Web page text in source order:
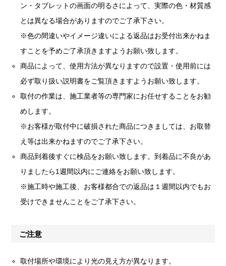
ン・タブレットの画面の明るさによって、実際の色・材質感
とは異なる場合がありますのでご了承下さい。
※色の間違いやイメージ違いによる返品はお受付出来かねま
すことを予めご了承頂きますようお願い致します。
商品によって、使用方法が異なりますので設置・使用前には
必ず取り扱い説明書をご覧頂きますようお願い致します。
取付の作業は、施工業者等の専門家にお任せすることをお勧
めします。
※お客様が取付中に破損された商品につきましては、お取替
え等は出来かねますのでご了承下さい。
商品到着後すぐに検品をお願い致します。到着品に不良があ
りましたら1週間以内にご連絡をお願い致します。
※施工時や施工後、お客様都合での返品は１週間以内でもお
受けできませんことをご了承下さい。
ご注意
取付場所や環境により光の見え方が異なります。